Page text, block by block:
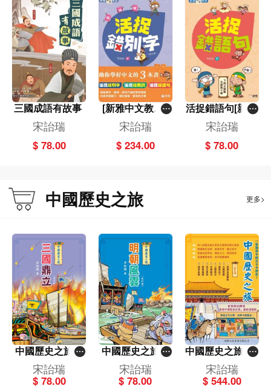
三國成語有故事
宋詒瑞
$ 78.00
[新雅中文教室]
一套3冊
宋詒瑞
$ 234.00
活捉錯語句[新雅
中文教室]
宋詒瑞
$ 78.00
中國歷史之旅 更多>
中國歷史之旅－
三國鼎立（修訂
版）
宋詒瑞
$ 78.00
中國歷史之旅－
明朝風雲（修訂
版）
宋詒瑞
$ 78.00
中國歷史之旅 (套
裝8冊)
宋詒瑞
$ 544.00